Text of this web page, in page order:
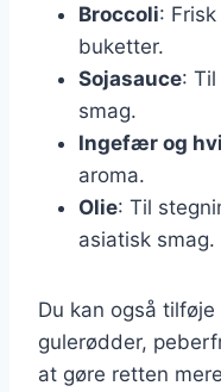
Broccoli:
buketter.
Sojasauce:
smag.
Ingefær og
aroma.
Olie: Til
asiatisk smag.
Du kan også
gulerødder,
at gøre retten